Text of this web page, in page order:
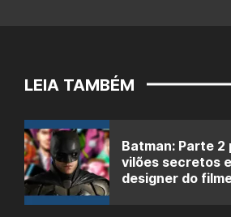
LEIA TAMBÉM
Batman: Parte
vilões secretos
designer do